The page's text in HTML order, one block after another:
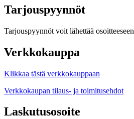
Tarjouspyynnöt
Tarjouspyynnöt voit lähettää osoitteeseen
Verkkokauppa
Klikkaa tästä verkkokauppaan
Verkkokaupan tilaus- ja toimitusehdot
Laskutusosoite